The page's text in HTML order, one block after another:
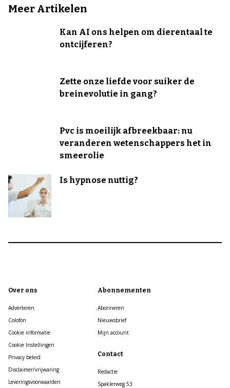
Meer Artikelen
Kan AI ons helpen om dierentaal te
ontcijferen?
Zette onze liefde voor suiker de
breinevolutie in gang?
Pvc is moeilijk afbreekbaar: nu
veranderen wetenschappers het in
smeerolie
Is hypnose nuttig?
Over ons
Adverteren
Colofon
Cookie informatie
Cookie Instellingen
Privacy beleid
Disclaimer/vrijwaring
Leveringsvoorwaarden
Abonnementen
Abonneren
Nieuwsbrief
Mijn account
Contact
Redactie
Spaklerweg 53